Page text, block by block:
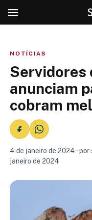
NOTÍCIAS
Servidores
anunciam
cobram
4 de janeiro de 2024 ·
janeiro de 2024